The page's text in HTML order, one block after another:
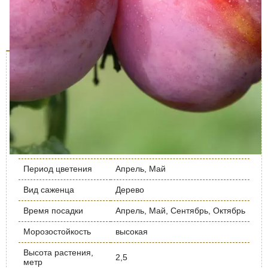
Характеристики Доставка и оплата
Описание дерева
Характеристика Значение
Срок созревания
Период цветения Апрель, Май
Вид саженца Дерево
Время посадки Апрель, Май, Сентябрь, Октябрь
Морозостойкость высокая
Высота растения,
метр
2,5